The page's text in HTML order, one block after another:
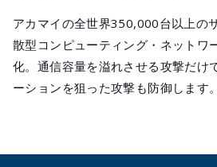
アカマイの全世界350,000台以上の
散型コンピューティング・ネットワ
化。通信容量を溢れさせる攻撃だけ
ーションを狙った攻撃も防御します。